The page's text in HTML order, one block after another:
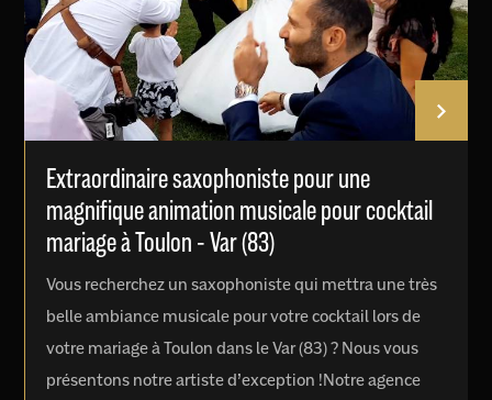
Extraordinaire saxophoniste pour une
magnifique animation musicale pour cocktail
mariage à Toulon - Var (83)
Vous recherchez un saxophoniste qui mettra une très
belle ambiance musicale pour votre cocktail lors de
votre mariage à Toulon dans le Var (83) ? Nous vous
présentons notre artiste d’exception !Notre agence